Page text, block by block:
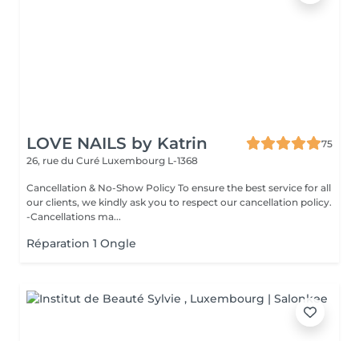
LOVE NAILS by Katrin
75
26, rue du Curé Luxembourg L-1368
Cancellation & No-Show Policy To ensure the best service for all
our clients, we kindly ask you to respect our cancellation policy.
-Cancellations ma...
Réparation 1 Ongle